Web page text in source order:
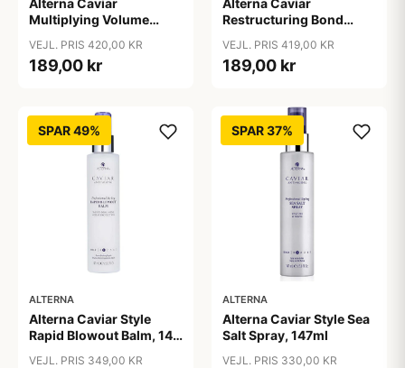
Alterna Caviar
Multiplying Volume
VEJL. PRIS 420,00 KR
189,00 kr
Alterna Caviar
Restructuring Bond
Protection Spray, 125 ml
VEJL. PRIS 419,00 KR
189,00 kr
SPAR 49%
ALTERNA
Alterna Caviar Style
Rapid Blowout Balm, 147
VEJL. PRIS 349,00 KR
SPAR 37%
ALTERNA
Alterna Caviar Style Sea
Salt Spray, 147ml
VEJL. PRIS 330,00 KR